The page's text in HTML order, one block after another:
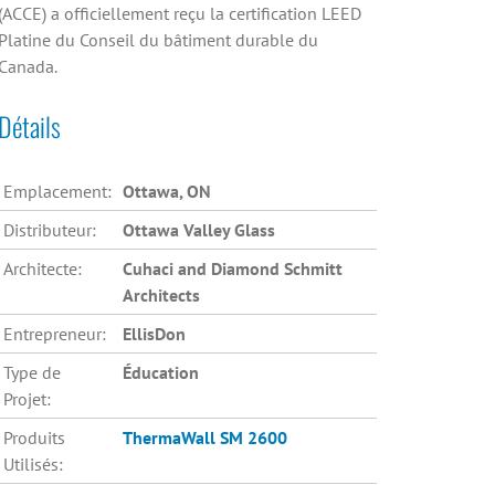
a officiellement reçu la certification LEED
du Conseil du bâtiment durable du
Emplacement: Ottawa, ON
Distributeur:
Ottawa Valley Glass
Architecte:
Cuhaci and Diamond Schmitt
Architects
Entrepreneur:
EllisDon
Type de
Projet:
Éducation
Produits
Utilisés:
ThermaWall SM 2600